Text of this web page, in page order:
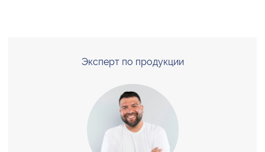
Эксперт по продукции